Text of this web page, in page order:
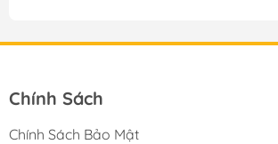
Chính Sách
Chính Sách Bảo Mật